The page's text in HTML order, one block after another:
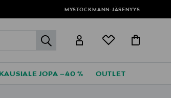
MYSTOCKMANN-JÄSENYYS
label.header.go
KAUSIALE JOPA –40 % OUTLET